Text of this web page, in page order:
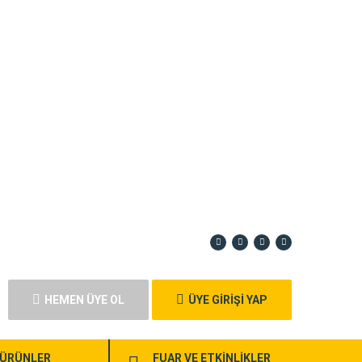
HEMEN ÜYE OL ÜYE GİRİŞİ YAP
ÜRÜNLER FUAR VE ETKİNLİKLER